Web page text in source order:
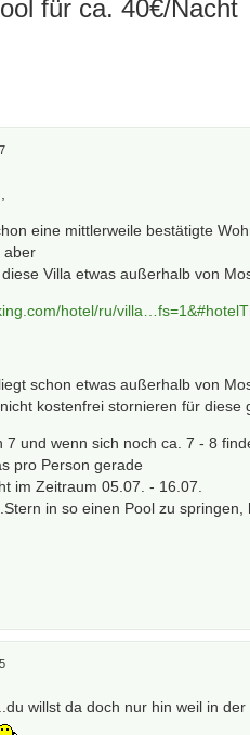
für ca. 40€/Nacht
eine mittlerweile bestätigte
aber
Villa etwas außerhalb von
hotel/ru/
schon etwas außerhalb von
kostenfrei stornieren für diese
7 und wenn sich noch ca. 7 - 8
pro Person gerade
im Zeitraum 05.07. - 16.07.
in so einen Pool zu springen,
willst da doch nur hin weil in